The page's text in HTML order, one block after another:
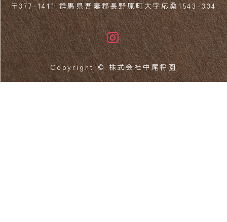
〒377-1411 群馬県吾妻郡長野原町大字応桑1543-334
Copyright © 株式会社中尾将園